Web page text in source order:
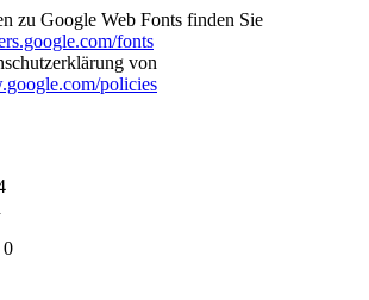
zu Google Web Fonts finden Sie
fonts
von
policies
0